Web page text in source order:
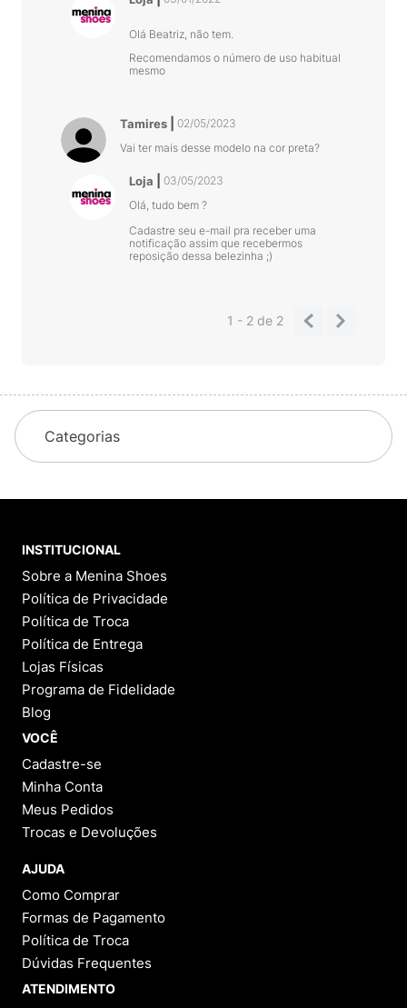
Olá Beatriz, não tem.
Recomendamos o número de uso habitual
mesmo
Tamires
02/05/2023
Vai ter mais desse modelo na cor preta?
Loja
03/05/2023
Olá, tudo bem ?
Cadastre seu e-mail pra receber uma
notificação assim que recebermos
reposição dessa belezinha ;)
1 - 2de 2
Categorias
INSTITUCIONAL
Sobre a Menina Shoes
Política de Privacidade
Política de Troca
Política de Entrega
Lojas Físicas
Programa de Fidelidade
Blog
VOCÊ
Cadastre-se
Minha Conta
Meus Pedidos
Trocas e Devoluções
AJUDA
Como Comprar
Formas de Pagamento
Política de Troca
Dúvidas Frequentes
ATENDIMENTO